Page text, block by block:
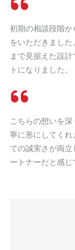
初期の相談段階
をいただきまし
まで見据えた設
トになりました。
こちらの想いを
寧に形にしてく
ての誠実さが両
ートナーだと感じ